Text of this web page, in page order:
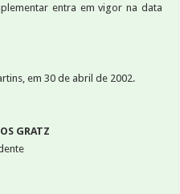
entra em vigor na data
em 30 de abril de 2002.
GRATZ